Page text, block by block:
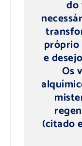
do
próprio
e desejo
Os
(citado